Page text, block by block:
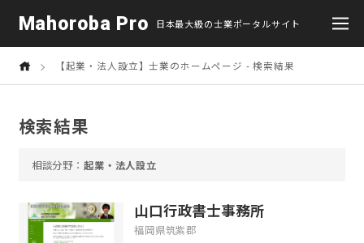
Mahoroba Pro 日本最大級の士業ポータルサイト
【起業・法人設立】士業のホームページ - 検索結果
検索結果
起業・法人設立
山口行政書士事務所
福岡県筑紫郡